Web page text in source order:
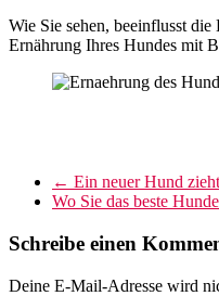
Wie Sie sehen, beeinflusst
Ernährung Ihres Hundes mit
← Ein neuer Hund
Wo Sie das beste
Schreibe einen
Deine E-Mail-Adresse wird